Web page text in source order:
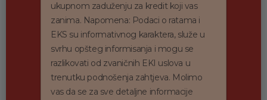
ukupnom zaduženju za kredit koji vas
zanima. Napomena: Podaci o ratama i
EKS su informativnog karaktera, služe u
svrhu opšteg informisanja i mogu se
razlikovati od zvaničnih EKI uslova u
trenutku podnošenja zahtjeva. Molimo
vas da se za sve detaljne informacije